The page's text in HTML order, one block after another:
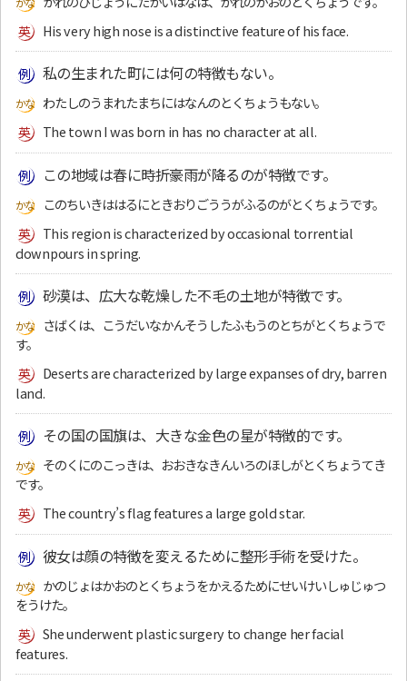
His very high nose is a distinctive feature of his face.
私の生まれた町には何の特徴もない。
わたしのうまれたまちにはなんのとくちょうもない。
The town I was born in has no character at all.
この地域は春に時折豪雨が降るのが特徴です。
このちいきははるにときおりごううがふるのがとくちょうです。
This region is characterized by occasional torrential
downpours in spring.
砂漠は、広大な乾燥した不毛の土地が特徴です。
さばくは、こうだいなかんそうしたふもうのとちがとくちょうで
す。
Deserts are characterized by large expanses of dry, barren
land.
その国の国旗は、大きな金色の星が特徴的です。
そのくにのこっきは、おおきなきんいろのほしがとくちょうてき
です。
The country’s flag features a large gold star.
彼女は顔の特徴を変えるために整形手術を受けた。
かのじょはかおのとくちょうをかえるためにせいけいしゅじゅつ
をうけた。
She underwent plastic surgery to change her facial
features.